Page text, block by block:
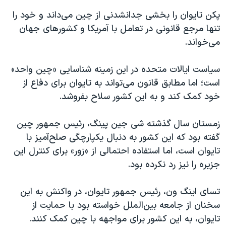
پکن تایوان را بخشی جدانشدنی از چین می‌داند و خود را
تنها مرجع قانونی در تعامل با آمریکا و کشورهای جهان
می‌خواند.
سیاست ایالات متحده در این زمینه شناسایی «چین واحد»
است؛ اما مطابق قانون می‌تواند به تایوان برای دفاع از
خود کمک کند و به این کشور سلاح بفروشد.
زمستان سال گذشته شی جین پینگ، رئیس جمهور چین
گفته بود که این کشور به دنبال یکپارچگی صلح‌آمیز با
تایوان است، اما استفاده احتمالی از «زور» برای کنترل این
جزیره را نیز رد نکرده بود.
تسای اینگ ون، رئیس جمهور تایوان، در واکنش به این
سخنان از جامعه بین‌الملل خواسته بود با حمایت از
تایوان، به این کشور برای مواجهه با چین کمک کنند.